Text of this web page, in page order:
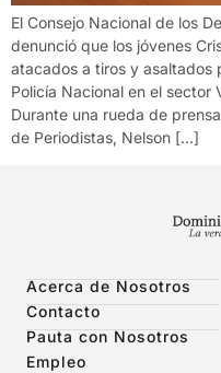
El Consejo Nacional de los
denunció que los jóvenes
atacados a tiros y asaltados
Policía Nacional en el sector
Durante una rueda de
de Periodistas, Nelson […]
Acerca de Nosotros
Contacto
Pauta con Nosotros
Empleo